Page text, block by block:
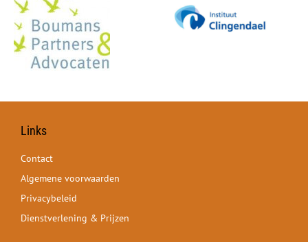
Links
Contact
Algemene voorwaarden
Privacybeleid
Dienstverlening & Prijzen